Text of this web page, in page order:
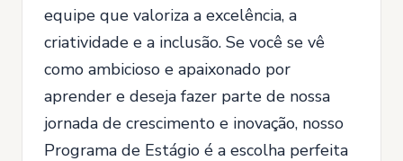
equipe que valoriza a excelência, a
criatividade e a inclusão. Se você se vê
como ambicioso e apaixonado por
aprender e deseja fazer parte de nossa
jornada de crescimento e inovação, nosso
Programa de Estágio é a escolha perfeita